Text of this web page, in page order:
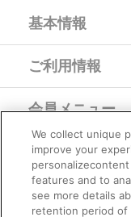
（１）転売、再販売ま
（２）購入上限のある
（３）過去に複数の購
（５）上記以外で不正
■配送について
※本商品は、お申し込
変更となる場合がござ
※配送地域や決済方法
りますので、あらかじ
※配送地域は日本国内
基本情報
利用規約 特定商取引法に基
ご利用情報
ご利用ガイド サイトマップ
Do Not Sell or Share My
会員メニュー
ログイン 会員規約 新規
その他のご案内
バンダイナムコフ
We collect unique
improve your
features and to
see more details
retention period of